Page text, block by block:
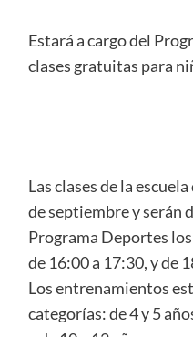
Estará a cargo del
clases gratuitas para
Las clases de la
de septiembre y serán
Programa Deportes
de 16:00 a 17:30, y de
Los entrenamientos
categorías: de 4 y 5